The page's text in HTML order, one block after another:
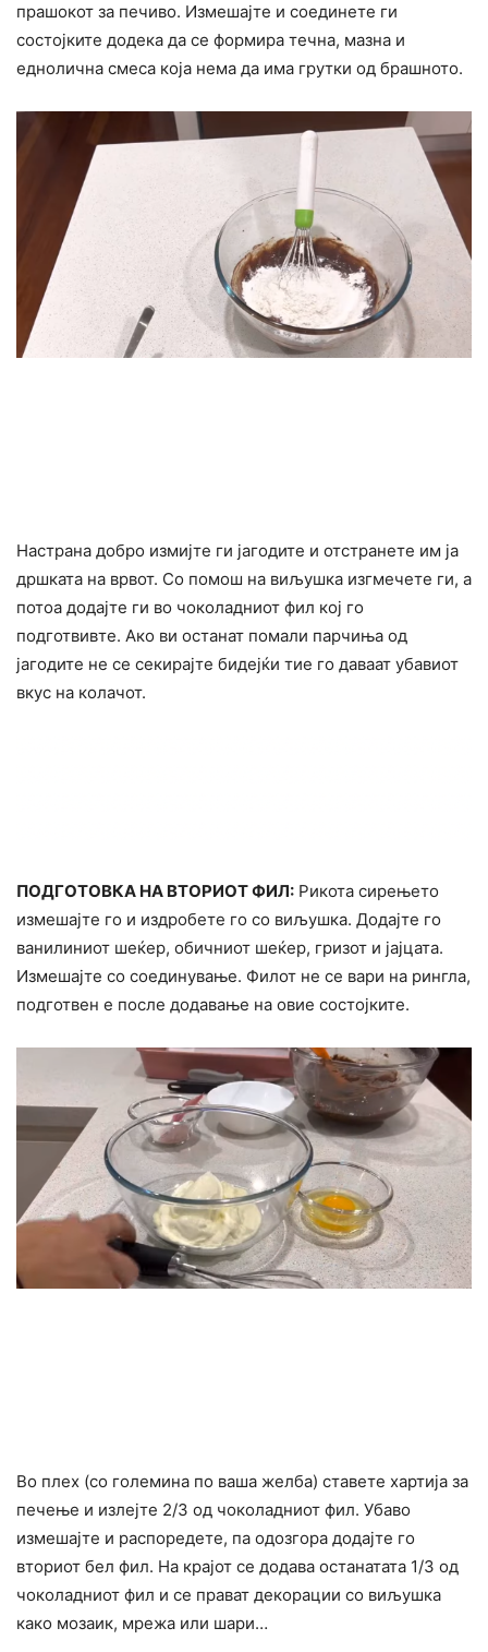
прашокот за печиво. Измешајте и соединете ги
состојките додека да се формира течна, мазна и
еднолична смеса која нема да има грутки од брашното.
Настрана добро измијте ги јагодите и отстранете им ја
дршката на врвот. Со помош на виљушка изгмечете ги, а
потоа додајте ги во чоколадниот фил кој го
подготвивте. Ако ви останат помали парчиња од
јагодите не се секирајте бидејќи тие го даваат убавиот
вкус на колачот.
ПОДГОТОВКА НА ВТОРИОТ ФИЛ: Рикота сирењето
измешајте го и издробете го со виљушка. Додајте го
ванилиниот шеќер, обичниот шеќер, гризот и јајцата.
Измешајте со соединување. Филот не се вари на рингла,
подготвен е после додавање на овие состојките.
Во плех (со големина по ваша желба) ставете хартија за
печење и излејте 2/3 од чоколадниот фил. Убаво
измешајте и распоредете, па одозгора додајте го
вториот бел фил. На крајот се додава останатата 1/3 од
чоколадниот фил и се прават декорации со виљушка
како мозаик, мрежа или шари…